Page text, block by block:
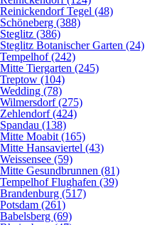
Reinickendorf Tegel (48)
Schöneberg (388)
Steglitz (386)
Steglitz Botanischer Garten (24)
Tempelhof (242)
Mitte Tiergarten (245)
Treptow (104)
Wedding (78)
Wilmersdorf (275)
Zehlendorf (424)
Spandau (138)
Mitte Moabit (165)
Mitte Hansaviertel (43)
Weissensee (59)
Mitte Gesundbrunnen (81)
Tempelhof Flughafen (39)
Brandenburg (517)
Potsdam (261)
Babelsberg (69)